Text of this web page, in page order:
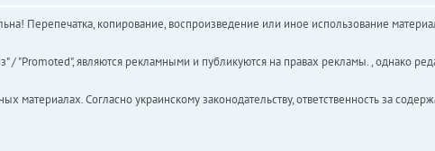
Перепечатка, копирование, воспроизведение или иное использование
являются рекламными и публикуются на правах рекламы. , однако
Согласно украинскому законодательству, ответственность за